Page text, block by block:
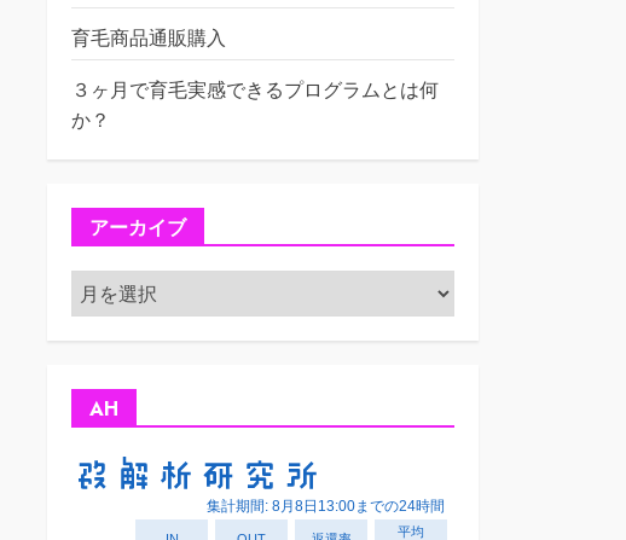
育毛商品通販購入
３ヶ月で育毛実感できるプログラムとは何
か？
アーカイブ
ア
ー
カ
AH